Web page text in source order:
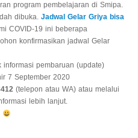
program pembelajaran di Smipa.
dibuka. Jadwal Gelar Griya bisa
COVID-19 ini beberapa
konfirmasikan jadwal Gelar
pembaruan (update)
7 September 2020
(telepon atau WA) atau melalui
lebih lanjut.